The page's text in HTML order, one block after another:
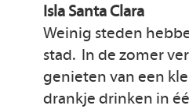
Isla Santa Clara
Weinig steden
stad. In de zomer
genieten van een
drankje drinken in